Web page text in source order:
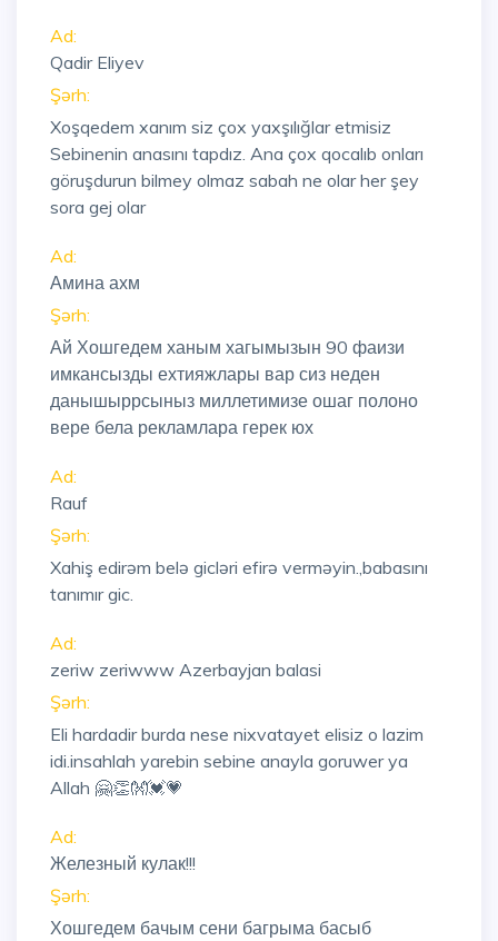
Ad:
Qadir Eliyev
Şərh:
Xoşqedem xanım siz çox yaxşılığlar etmisiz
Sebinenin anasını tapdız. Ana çox qocalıb onları
göruşdurun bilmey olmaz sabah ne olar her şey
sora gej olar
Ad:
Амина ахм
Şərh:
Ай Хошгедем ханым хагымызын 90 фаизи
имкансызды ехтияжлары вар сиз неден
данышыррсыныз миллетимизе ошаг полоно
вере бела рекламлара герек юх
Ad:
Rauf
Şərh:
Xahiş edirəm belə gicləri efirə verməyin.,babasını
tanımır gic.
Ad:
zeriw zeriwww Azerbayjan balasi
Şərh:
Eli hardadir burda nese nixvatayet elisiz o lazim
idi.insahlah yarebin sebine anayla goruwer ya
Allah 🤗👏👐💓💗
Ad:
Железный кулак!!!
Şərh:
Хошгедем бачым сени багрыма басыб